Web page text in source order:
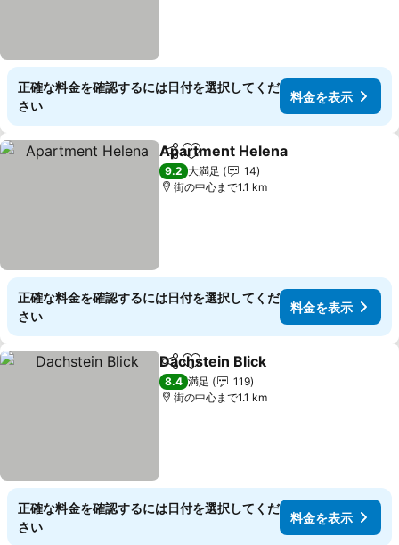
正確な料金を確認するには日付を選択してくだ
さい
料金を表示
シェアお気に入りに追加
Apartment Helena
9.2 大満足
14
街の中心まで1.1 km
正確な料金を確認するには日付を選択してくだ
さい
料金を表示
シェアお気に入りに追加
Dachstein Blick
8.4 満足
119
街の中心まで1.1 km
正確な料金を確認するには日付を選択してくだ
さい
料金を表示